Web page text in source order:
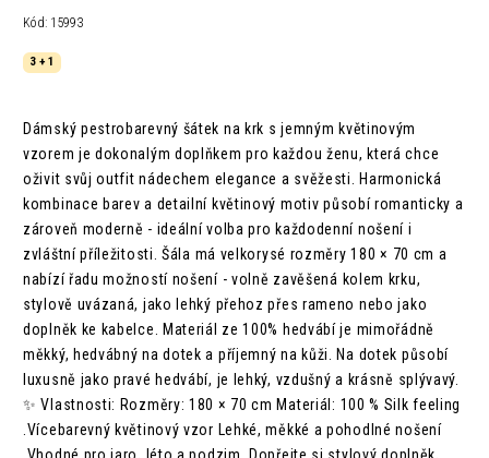
Kód: 15993
3 + 1
Dámský pestrobarevný šátek na krk s jemným květinovým
vzorem je dokonalým doplňkem pro každou ženu, která chce
oživit svůj outfit nádechem elegance a svěžesti. Harmonická
kombinace barev a detailní květinový motiv působí romanticky a
zároveň moderně - ideální volba pro každodenní nošení i
zvláštní příležitosti. Šála má velkorysé rozměry 180 × 70 cm a
nabízí řadu možností nošení - volně zavěšená kolem krku,
stylově uvázaná, jako lehký přehoz přes rameno nebo jako
doplněk ke kabelce. Materiál ze 100% hedvábí je mimořádně
měkký, hedvábný na dotek a příjemný na kůži. Na dotek působí
luxusně jako pravé hedvábí, je lehký, vzdušný a krásně splývavý.
✨ Vlastnosti: Rozměry: 180 × 70 cm Materiál: 100 % Silk feeling
.Vícebarevný květinový vzor Lehké, měkké a pohodlné nošení